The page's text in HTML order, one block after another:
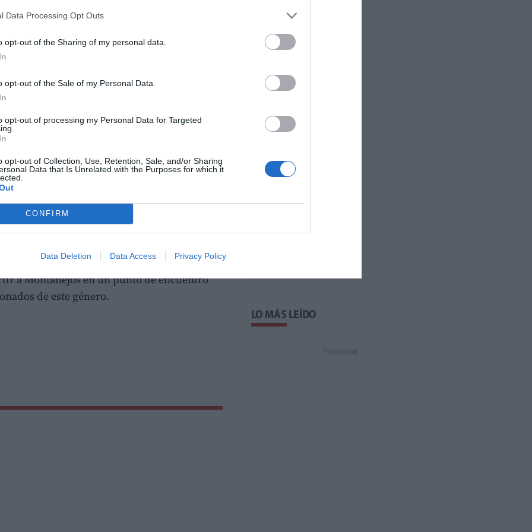
Data Processing Opt Outs
opt-out of the Sharing of my personal data.
opt-out of the Sale of my Personal Data.
opt-out of processing my Personal Data for Targeted
opt-out of Collection, Use, Retention, Sale, and/or Sharing
Data that Is Unrelated with the Purposes for which it
CONFIRM
Data Deletion Data Access Privacy Policy
su sede y su razón de ser. El
a dos formaciones representativas de este
la batuta de Maryla Díaz Rodríguez, y la
por Diego Gámiz.
en torno a un repertorio de cuerda
festival lleva una década defendiendo y
locales. El concierto sirvió también para
agrupaciones y de sus directores,
la dirección de la rondalla con
Montanejos
de este patrimonio sonoro en el
el MDM FEST se consolida como
la difusión de la música de cuerda
a Montanejos en un punto de encuentro
de este género.
LO MÁS LEÍDO